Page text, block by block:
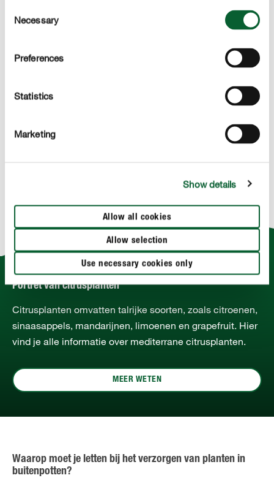
Selection
Necessary
Preferences
Statistics
Marketing
Show details
Allow all cookies
Allow selection
Use necessary cookies only
ontwikkeling van je planten.
Portret van citrusplanten
Citrusplanten omvatten talrijke soorten, zoals citroenen,
sinaasappels, mandarijnen, limoenen en grapefruit. Hier
vind je alle informatie over mediterrane citrusplanten.
MEER WETEN
Waarop moet je letten bij het verzorgen van planten in
buitenpotten?